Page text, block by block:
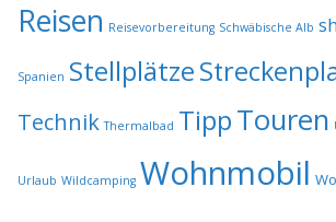
Reisen Reisevorbereitung Schwäbische Alb
Spanien Stellplätze
Technik Thermalbad TippTouren
Urlaub Wildcamping Wohnmobil